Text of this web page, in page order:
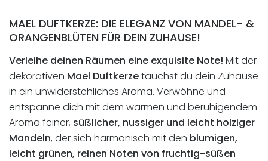
MAEL DUFTKERZE: DIE ELEGANZ VON MANDEL- &
ORANGENBLÜTEN FÜR DEIN ZUHAUSE!
Verleihe deinen Räumen eine exquisite Note! Mit der
dekorativen Mael Duftkerzetauchst du dein Zuhause
in ein unwiderstehliches Aroma. Verwöhne und
entspanne dich mit dem warmen und beruhigendem
Aroma feiner, süßlicher, nussiger und leicht holziger
Mandeln, der sich harmonisch mit den blumigen,
leicht grünen, reinen Noten von fruchtig-süßen